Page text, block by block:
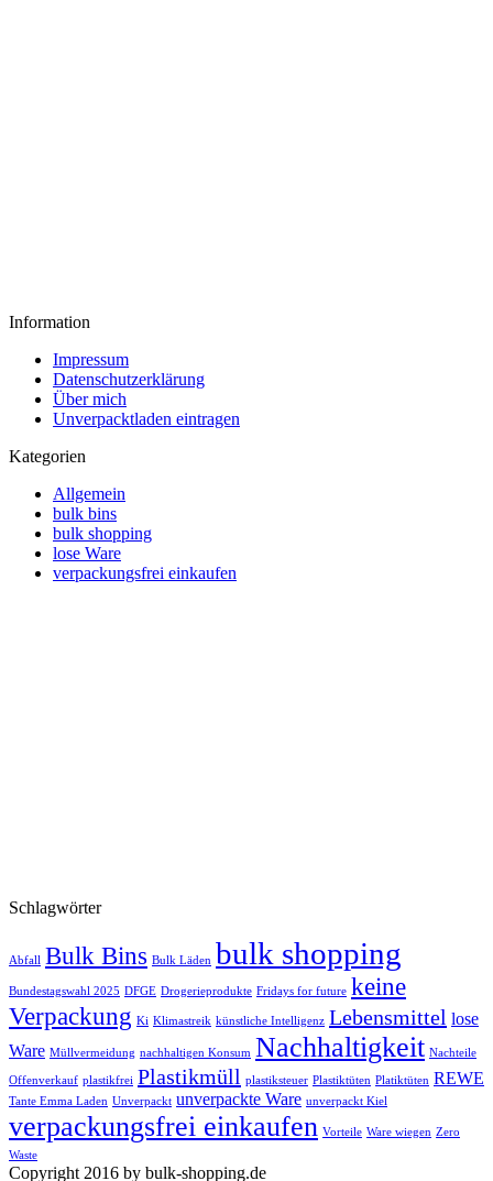
Information
Impressum
Datenschutzerklärung
Über mich
Unverpacktladen eintragen
Kategorien
Allgemein
bulk bins
bulk shopping
lose Ware
verpackungsfrei einkaufen
Schlagwörter
Abfall Bulk Bins Bulk Läden bulk shopping
Bundestagswahl 2025 DFGE Drogerieprodukte Fridays for future keine
Verpackung Ki Klimastreik künstliche Intelligenz Lebensmittel lose
Ware Müllvermeidung nachhaltigen Konsum Nachhaltigkeit Nachteile
Offenverkauf plastikfrei Plastikmüll plastiksteuer Plastiktüten Platiktüten REWE
Tante Emma Laden Unverpackt unverpackte Ware unverpackt Kiel
verpackungsfrei einkaufen Vorteile Ware wiegen Zero
Waste
Copyright 2016 by bulk-shopping.de